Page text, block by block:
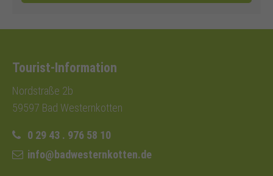
Tourist-Information
Nordstraße 2b
59597 Bad Westernkotten
0 29 43 . 976 58 10
info@badwesternkotten.de